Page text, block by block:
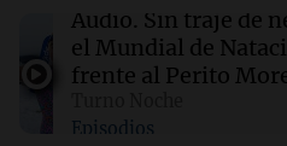
04:00 Deportes
Polémica en el
corredores que no
a hospitales
Audio. Sin traje de
el Mundial de
frente al Perito
Episodios